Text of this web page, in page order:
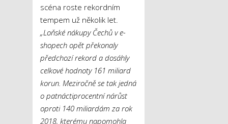
scéna roste rekordním
tempem už několik let.
„Loňské nákupy Čechů v e-
shopech opět překonaly
předchozí rekord a dosáhly
celkové hodnoty 161 miliard
korun. Meziročně se tak jedná
o patnáctiprocentní nárůst
oproti 140 miliardám za rok
2018, kterému napomohla